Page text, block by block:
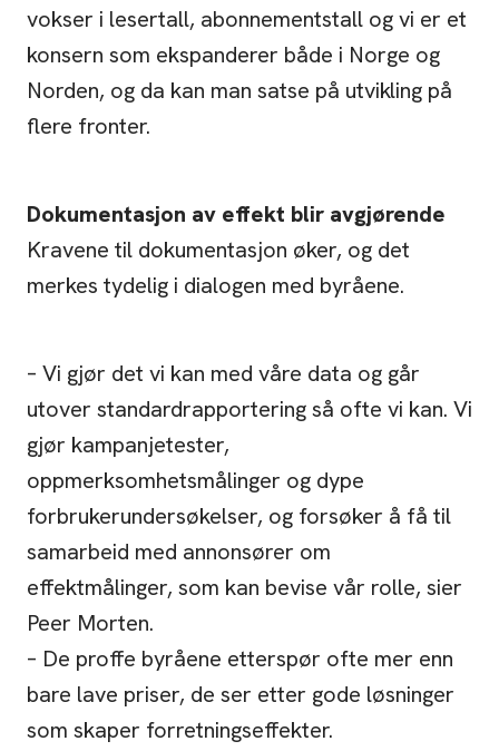
vokser i lesertall, abonnementstall og vi er et
konsern som ekspanderer både i Norge og
Norden, og da kan man satse på utvikling på
flere fronter.
Dokumentasjon av effekt blir avgjørende
Kravene til dokumentasjon øker, og det
merkes tydelig i dialogen med byråene.
– Vi gjør det vi kan med våre data og går
utover standardrapportering så ofte vi kan. Vi
gjør kampanjetester,
oppmerksomhetsmålinger og dype
forbrukerundersøkelser, og forsøker å få til
samarbeid med annonsører om
effektmålinger, som kan bevise vår rolle, sier
Peer Morten.
– De proffe byråene etterspør ofte mer enn
bare lave priser, de ser etter gode løsninger
som skaper forretningseffekter.